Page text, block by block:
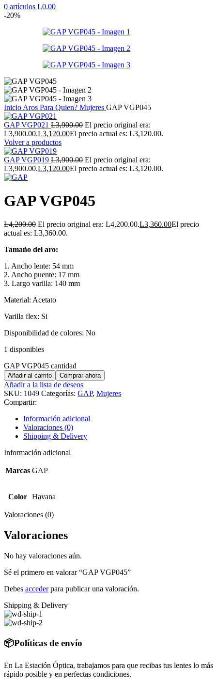
0 artículos L0.00
-20%
Inicio Aros Para Quien? Mujeres GAP VGP045
GAP VGP021 L3,900.00 El precio original era:
L3,900.00.L3,120.00El precio actual es: L3,120.00.
Volver a productos
GAP VGP019 L3,900.00 El precio original era:
L3,900.00.L3,120.00El precio actual es: L3,120.00.
GAP VGP045
L4,200.00 El precio original era: L4,200.00.L3,360.00El precio
actual es: L3,360.00.
Tamaño del aro:
1. Ancho lente: 54 mm
2. Ancho puente: 17 mm
3. Largo varilla: 140 mm
Material: Acetato
Varilla flex: Si
Disponibilidad de colores: No
1 disponibles
GAP VGP045 cantidad
Añadir al carrito Comprar ahora
Añadir a la lista de deseos
SKU: 1049 Categorías: GAP, Mujeres
Compartir:
Información adicional
Valoraciones (0)
Shipping & Delivery
Información adicional
Marcas GAP
Color Havana
Valoraciones (0)
Valoraciones
No hay valoraciones aún.
Sé el primero en valorar “GAP VGP045”
Debes accederpara publicar una valoración.
Shipping & Delivery
📦Políticas de envío
En La Estación Óptica, trabajamos para que recibas tus lentes lo más
rápido posible y en perfectas condiciones.